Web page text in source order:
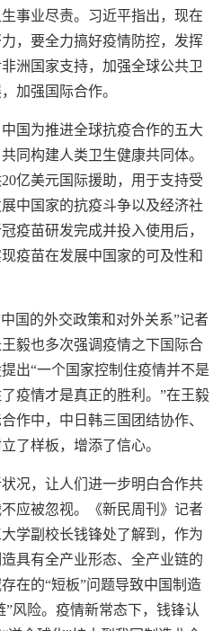
事业尽责。习近平指出，现在
，要全力搞好疫情防控，发挥
洲国家支持，加强全球公共卫
加强国际合作。
国为推进全球抗疫合作的五大
同构建人类卫生健康共同体。
亿美元国际援助，用于支持受
中国家的抗疫斗争以及经济社
疫苗研发完成并投入使用后，
疫苗在发展中国家的可及性和
国的外交政策和对外关系”记者
毅也多次强调疫情之下国际合
出“一个国家控制住疫情并不是
疫情才是真正的胜利。”在王毅
作中，中日韩三国团结协作、
了样板，增添了信心。
况，让人们进一步明白合作共
应被忽视。《新民周刊》记者
学副校长钱锋处了解到，作为
具有全产业形态、全产业链的
在的“短板”问题导致中国制造
”风险。疫情新常态下，钱锋认